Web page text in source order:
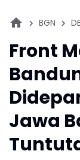
BGN
Front
Jawa